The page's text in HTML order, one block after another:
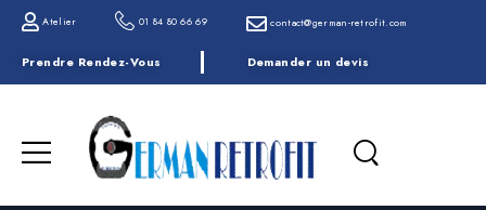
Atelier 01 84 80 66 69 contact@german-retrofit.com
Prendre Rendez-Vous Demander un devis